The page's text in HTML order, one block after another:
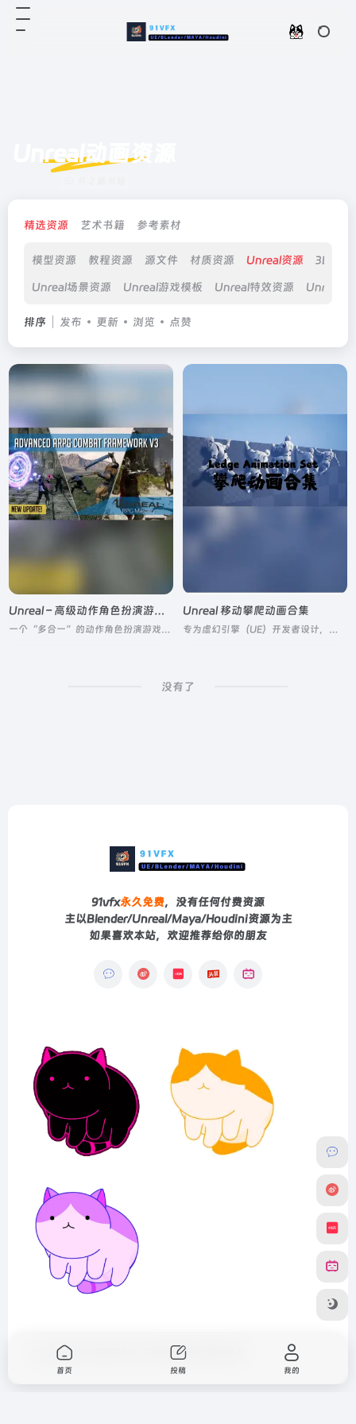
Unreal动画资源
精选资源 艺术书籍 参考素材
模型资源 教程资源 源文件 材质资源 Unreal资源 3D打印
Unreal场景资源 Unreal游戏模板 Unreal特效资源 Unreal材
排序 发布 更新 浏览 点赞
Unreal – 高级动作角色扮演游戏战斗系统 Unreal 移动攀爬动画合集
没有了
91vfx永久免费，没有任何付费资源
主以Blender/Unreal/Maya/Houdini资源为主
如果喜欢本站，欢迎推荐给你的朋友
Copyright © 2026 沪ICP备2024059246号
首页 投稿 我的